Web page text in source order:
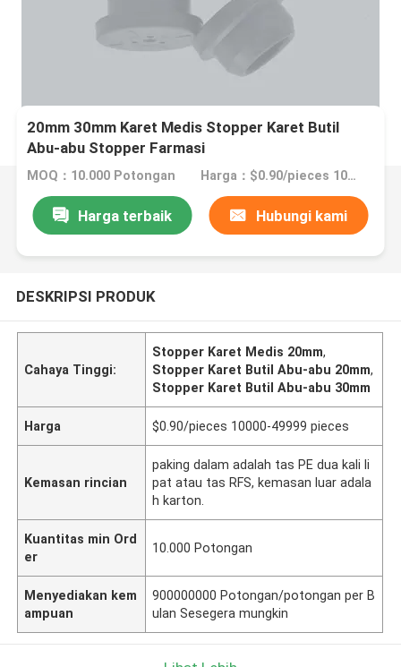
20mm 30mm Karet Medis Stopper Karet Butil
Abu-abu Stopper Farmasi
MOQ：10.000 Potongan Harga：$0.90/pieces 10000-49999 pieces
Harga terbaik Hubungi kami
DESKRIPSI PRODUK
Cahaya Tinggi:
Stopper Karet Medis 20mm,
Stopper Karet Butil Abu-abu 20mm,
Stopper Karet Butil Abu-abu 30mm
Harga $0.90/pieces 10000-49999 pieces
Kemasan rincian
paking dalam adalah tas PE dua kali li
pat atau tas RFS, kemasan luar adala
h karton.
Kuantitas min Ord
er
10.000 Potongan
Menyediakan kem
ampuan
900000000 Potongan/potongan per B
ulan Sesegera mungkin